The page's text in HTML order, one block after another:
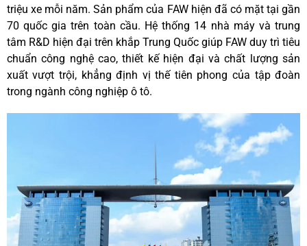
triệu xe mỗi năm. Sản phẩm của FAW hiện đã có mặt tại gần
70 quốc gia trên toàn cầu. Hệ thống 14 nhà máy và trung
tâm R&D hiện đại trên khắp Trung Quốc giúp FAW duy trì tiêu
chuẩn công nghệ cao, thiết kế hiện đại và chất lượng sản
xuất vượt trội, khẳng định vị thế tiên phong của tập đoàn
trong ngành công nghiệp ô tô.